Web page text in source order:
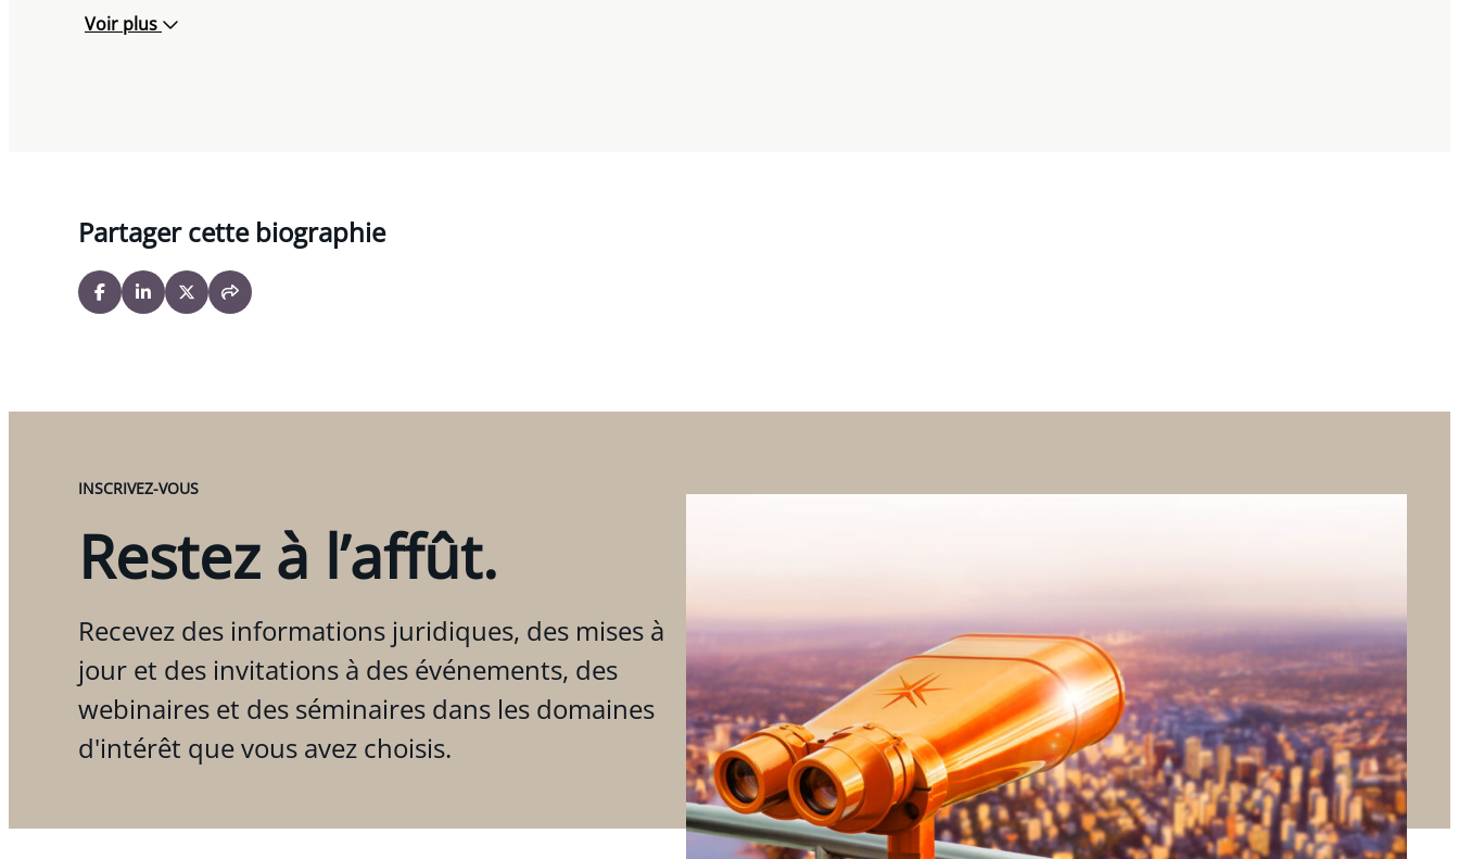
Voir plus
Partager cette biographie
INSCRIVEZ-VOUS
Restez à l’affût.
Recevez des informations juridiques, des mises à
jour et des invitations à des événements, des
webinaires et des séminaires dans les domaines
d'intérêt que vous avez choisis.